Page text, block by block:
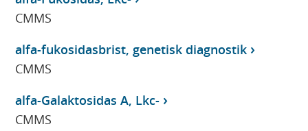
CMMS
alfa-fukosidasbrist, genetisk diagnostik
CMMS
alfa-Galaktosidas A, Lkc-
CMMS